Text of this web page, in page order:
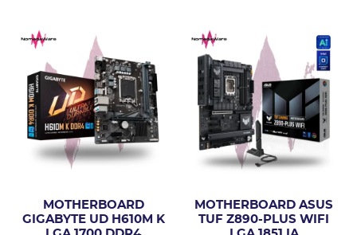
MOTHERBOARD
GIGABYTE UD H610M K
MOTHERBOARD ASUS
TUF Z890-PLUS WIFI